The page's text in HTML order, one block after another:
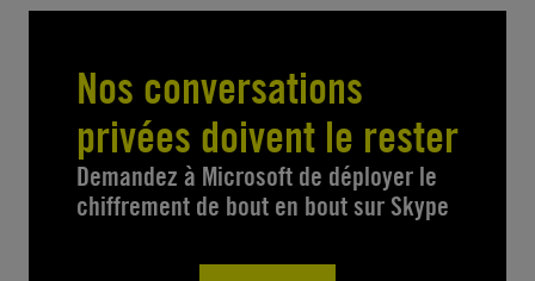
Nos conversations
privées doivent le rester
Demandez à Microsoft de déployer le
chiffrement de bout en bout sur Skype